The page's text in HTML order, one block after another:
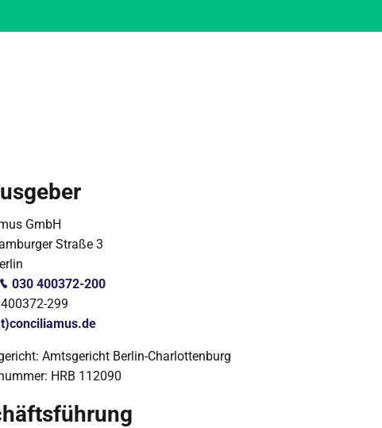
GmbH
Straße 3
030 400372-200
299
Amtsgericht Berlin-Charlottenburg
HRB 112090